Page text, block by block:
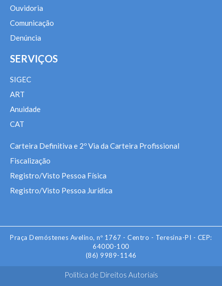
Ouvidoria
Comunicação
Denúncia
SERVIÇOS
SIGEC
ART
Anuidade
CAT
Carteira Definitiva e 2º Via da Carteira Profissional
Fiscalização
Registro/Visto Pessoa Física
Registro/Visto Pessoa Jurídica
Praça Demóstenes Avelino, nº 1767 - Centro - Teresina-PI - CEP:
64000-100
(86) 9989-1146
Politica de Direitos Autoriais